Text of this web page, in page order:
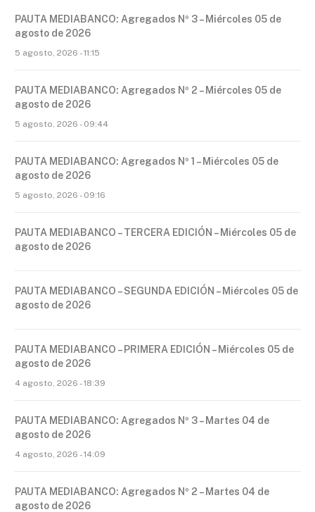
PAUTA MEDIABANCO: Agregados Nº 3 – Miércoles 05 de
agosto de 2026
5 agosto, 2026 - 11:15
PAUTA MEDIABANCO: Agregados Nº 2 – Miércoles 05 de
agosto de 2026
5 agosto, 2026 - 09:44
PAUTA MEDIABANCO: Agregados Nº 1 – Miércoles 05 de
agosto de 2026
5 agosto, 2026 - 09:16
PAUTA MEDIABANCO – TERCERA EDICIÓN – Miércoles 05 de
agosto de 2026
PAUTA MEDIABANCO – SEGUNDA EDICIÓN – Miércoles 05 de
agosto de 2026
PAUTA MEDIABANCO – PRIMERA EDICIÓN – Miércoles 05 de
agosto de 2026
4 agosto, 2026 - 18:39
PAUTA MEDIABANCO: Agregados Nº 3 – Martes 04 de
agosto de 2026
4 agosto, 2026 - 14:09
PAUTA MEDIABANCO: Agregados Nº 2 – Martes 04 de
agosto de 2026